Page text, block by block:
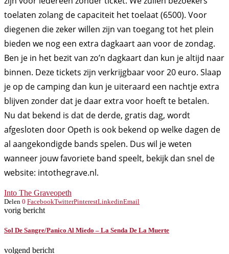
toelaten zolang de capaciteit het toelaat (6500). Voor
diegenen die zeker willen zijn van toegang tot het plein
bieden we nog een extra dagkaart aan voor de zondag.
Ben je in het bezit van zo’n dagkaart dan kun je altijd naar
binnen. Deze tickets zijn verkrijgbaar voor 20 euro. Slaap
je op de camping dan kun je uiteraard een nachtje extra
blijven zonder dat je daar extra voor hoeft te betalen.
Nu dat bekend is dat de derde, gratis dag, wordt
afgesloten door Opeth is ook bekend op welke dagen de
al aangekondigde bands spelen. Dus wil je weten
wanneer jouw favoriete band speelt, bekijk dan snel de
website: intothegrave.nl.
Into The Graveopeth
Delen 0 FacebookTwitterPinterestLinkedinEmail
vorig bericht
Sol De Sangre/Panico Al Miedo – La Senda De La Muerte
volgend bericht